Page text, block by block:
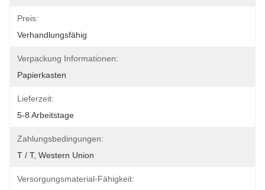
Preis:
Verhandlungsfähig
Verpackung Informationen:
Papierkasten
Lieferzeit:
5-8 Arbeitstage
Zahlungsbedingungen:
T / T, Western Union
Versorgungsmaterial-Fähigkeit: